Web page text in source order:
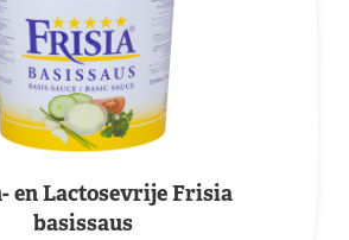
en Lactosevrije Frisia
basissaus